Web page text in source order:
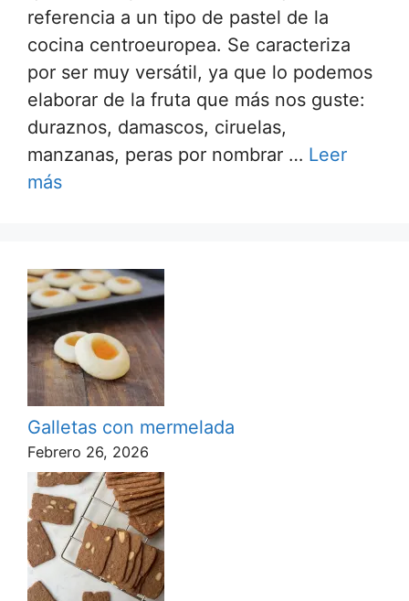
referencia a un tipo de pastel de la
cocina centroeuropea. Se caracteriza
por ser muy versátil, ya que lo podemos
elaborar de la fruta que más nos guste:
duraznos, damascos, ciruelas,
manzanas, peras por nombrar … Leer
más
Galletas con mermelada
Febrero 26, 2026